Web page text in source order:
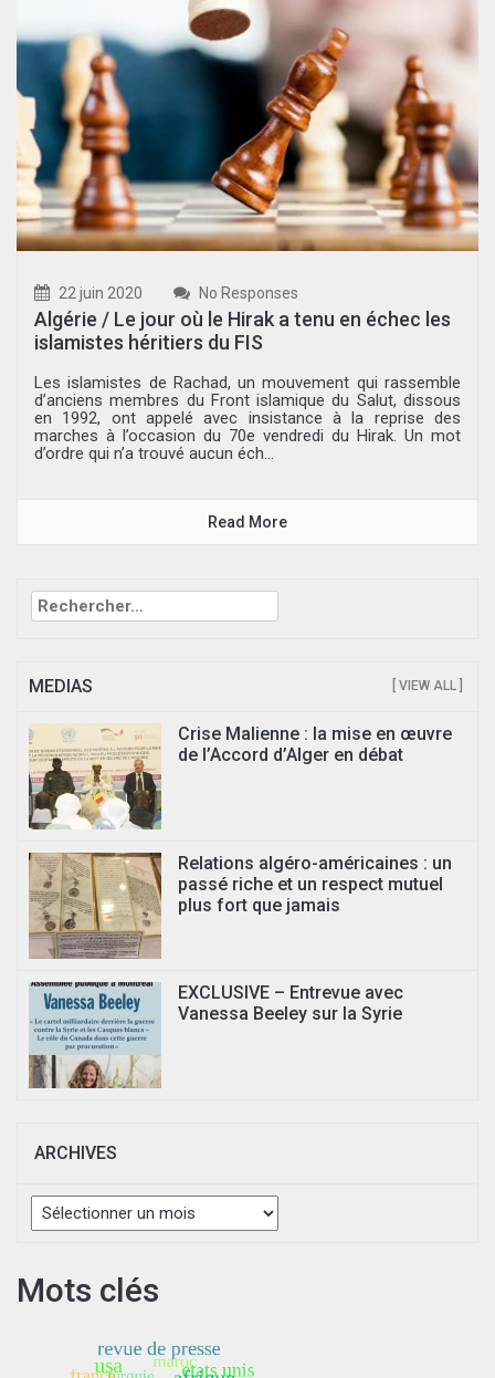
22 juin 2020 No Responses
Algérie / Le jour où le Hirak a tenu en échec les
islamistes héritiers du FIS
Les islamistes de Rachad, un mouvement qui rassemble
d’anciens membres du Front islamique du Salut, dissous
en 1992, ont appelé avec insistance à la reprise des
marches à l’occasion du 70e vendredi du Hirak. Un mot
d’ordre qui n’a trouvé aucun éch...
Read More
Rechercher :
MEDIAS [ VIEW ALL ]
Crise Malienne : la mise en œuvre
de l’Accord d’Alger en débat
Relations algéro-américaines : un
passé riche et un respect mutuel
plus fort que jamais
EXCLUSIVE – Entrevue avec
Vanessa Beeley sur la Syrie
ARCHIVES
Archives
Mots clés